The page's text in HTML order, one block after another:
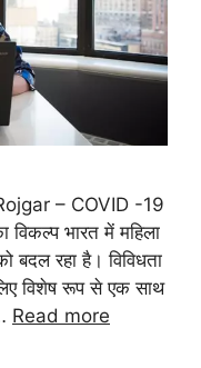
– COVID -19
विकल्प भारत में महिला
बदल रहा है। विविधता
विशेष रूप से एक साथ
Read more